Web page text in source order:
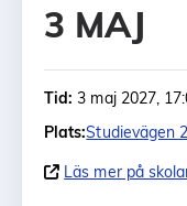
3 MAJ
Tid: 3 maj 2027,
Plats:Studievägen
Läs mer på